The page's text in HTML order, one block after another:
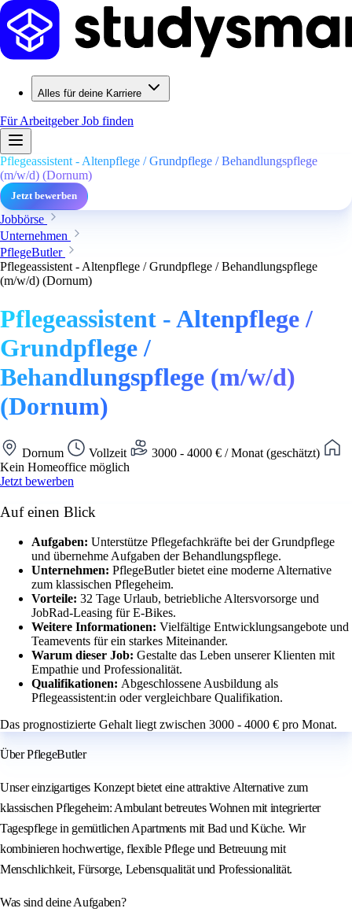
Alles für deine Karriere
Für ArbeitgeberJob finden
Pflegeassistent - Altenpflege / Grundpflege / Behandlungspflege
(m/w/d) (Dornum)
Jetzt bewerben
Jobbörse
Unternehmen
PflegeButler
Pflegeassistent - Altenpflege / Grundpflege / Behandlungspflege
(m/w/d) (Dornum)
Pflegeassistent - Altenpflege /
Grundpflege /
Behandlungspflege (m/w/d)
(Dornum)
Dornum Vollzeit
3000 - 4000 € / Monat (geschätzt)
Kein Homeoffice möglich
Jetzt bewerben
Auf einen Blick
Aufgaben: Unterstütze Pflegefachkräfte bei der Grundpflege
und übernehme Aufgaben der Behandlungspflege.
Unternehmen: PflegeButler bietet eine moderne Alternative
zum klassischen Pflegeheim.
Vorteile: 32 Tage Urlaub, betriebliche Altersvorsorge und
JobRad-Leasing für E-Bikes.
Weitere Informationen: Vielfältige Entwicklungsangebote und
Teamevents für ein starkes Miteinander.
Warum dieser Job: Gestalte das Leben unserer Klienten mit
Empathie und Professionalität.
Qualifikationen: Abgeschlossene Ausbildung als
Pflegeassistent:in oder vergleichbare Qualifikation.
Das prognostizierte Gehalt liegt zwischen 3000 - 4000 € pro Monat.
Über PflegeButler
Unser einzigartiges Konzept bietet eine attraktive Alternative zum
klassischen Pflegeheim: Ambulant betreutes Wohnen mit integrierter
Tagespflege in gemütlichen Apartments mit Bad und Küche. Wir
kombinieren hochwertige, flexible Pflege und Betreuung mit
Menschlichkeit, Fürsorge, Lebensqualität und Professionalität.
Was sind deine Aufgaben?